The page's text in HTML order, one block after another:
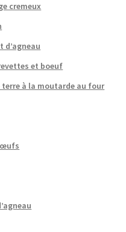
cremeux
d’agneau
et boeuf
terre à la moutarde au four
œufs